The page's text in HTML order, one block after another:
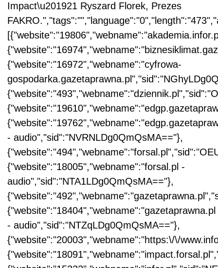
Impact\u201921 Ryszard Florek, Prezes
{"website":"16972","webname":"cyfrowa-
- audio","sid":"NVRNLDg0QmQsMA=="},
{"website":"18005","webname":"forsal.pl -
audio","sid":"NTA1LDg0QmQsMA=="},
{"website":"18404","webname":"gazetaprawna.pl
- audio","sid":"NTZqLDg0QmQsMA=="},
{"website":"20003","webname":"https:\/\/